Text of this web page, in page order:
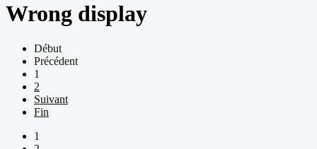
Wrong display
Début
Précédent
1
2
Suivant
Fin
1